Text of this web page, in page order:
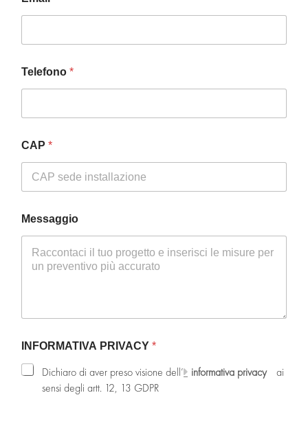
F
A
T
I
A
e
o
P
Telefono *
CAP *
Messaggio
INFORMATIVA PRIVACY *
Dichiaro di aver preso visione dell’ informativa privacy
ai
sensi degli artt. 12, 13 GDPR